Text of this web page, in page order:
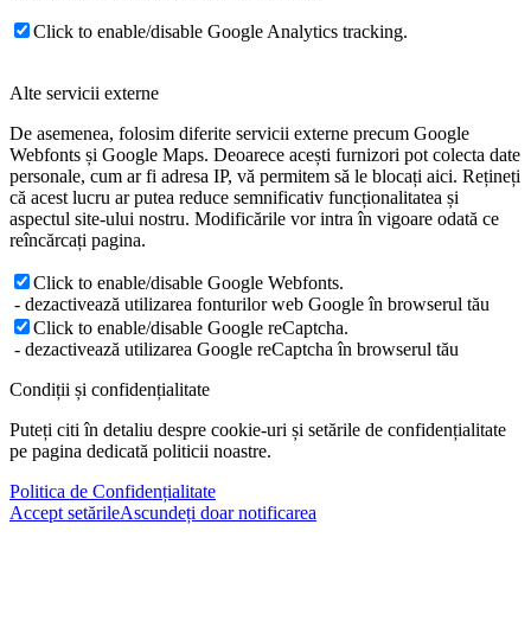
Click to enable/disable Google Analytics tracking.
Alte servicii externe
De asemenea, folosim diferite servicii externe precum Google
Webfonts și Google Maps. Deoarece acești furnizori pot colecta date
personale, cum ar fi adresa IP, vă permitem să le blocați aici. Rețineți
că acest lucru ar putea reduce semnificativ funcționalitatea și
aspectul site-ului nostru. Modificările vor intra în vigoare odată ce
reîncărcați pagina.
Click to enable/disable Google Webfonts.
- dezactivează utilizarea fonturilor web Google în browserul tău
Click to enable/disable Google reCaptcha.
- dezactivează utilizarea Google reCaptcha în browserul tău
Condiții și confidențialitate
Puteți citi în detaliu despre cookie-uri și setările de confidențialitate
pe pagina dedicată politicii noastre.
Politica de Confidențialitate
Accept setărileAscundeți doar notificarea